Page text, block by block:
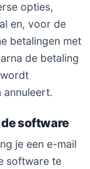
opties,
en, voor de
betalingen met
de betaling
annuleert.
software
je een e-mail
software te